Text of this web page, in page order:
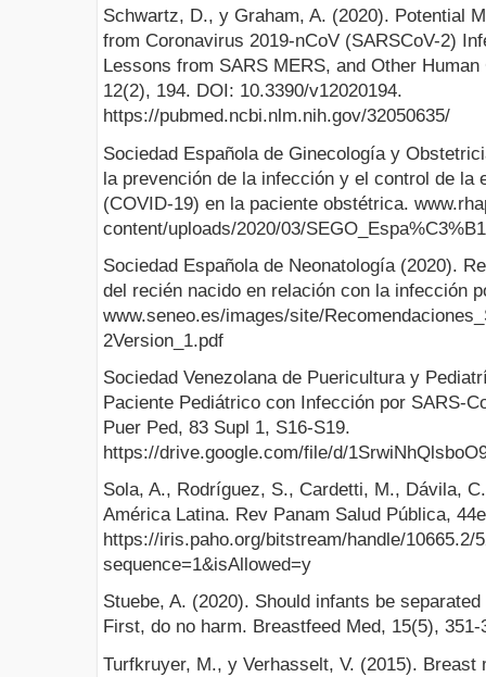
Schwartz, D., y Graham, A. (2020). Potential
from Coronavirus 2019-nCoV (SARSCoV-2)
Lessons from SARS MERS, and Other
12(2), 194. DOI: 10.3390/v12020194.
https://pubmed.ncbi.nlm.nih.gov/32050635/
Sociedad Española de Ginecología y
la prevención de la infección y el control de la
(COVID-19) en la paciente obstétrica.
content/uploads/2020/03/
Sociedad Española de Neonatología (2020).
del recién nacido en relación con la infección
www.seneo.es/images/site/
2Version_1.pdf
Sociedad Venezolana de Puericultura y
Paciente Pediátrico con Infección por SARS-
Puer Ped, 83 Supl 1, S16-S19.
https://drive.google.com/file/d/
Sola, A., Rodríguez, S., Cardetti, M., Dávila,
América Latina. Rev Panam Salud Pública,
https://iris.paho.org/bitstream/handle/10665.2/
sequence=1&isAllowed=y
Stuebe, A. (2020). Should infants be
First, do no harm. Breastfeed Med, 15(5),
Turfkruyer, M., y Verhasselt, V. (2015).